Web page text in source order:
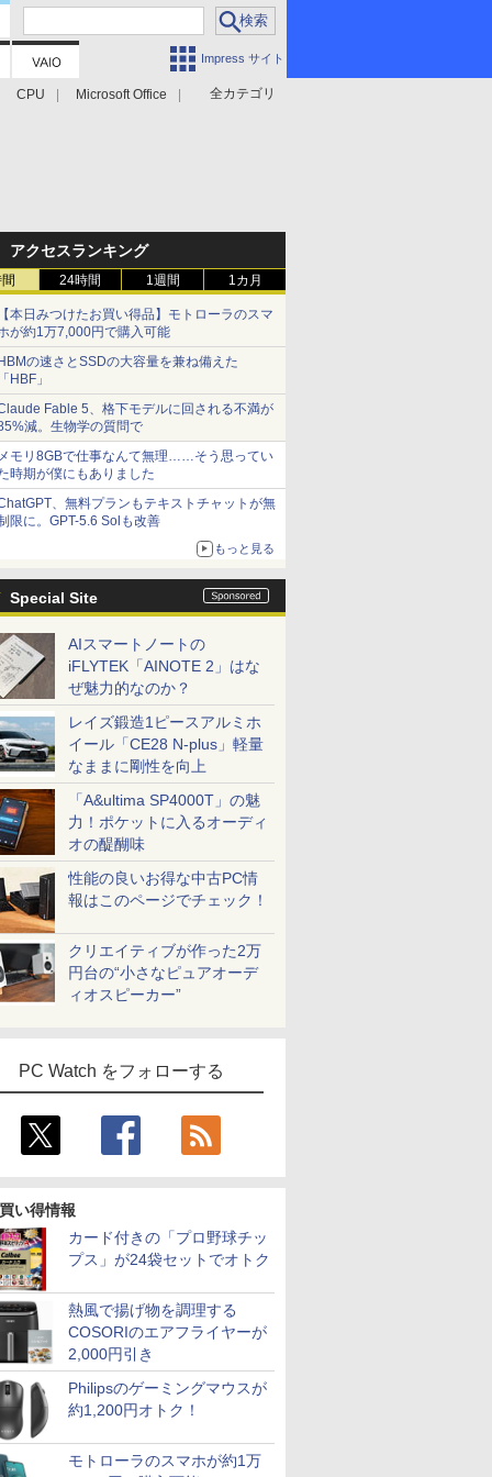
Impress サイト
全カテゴリ
CPU Microsoft Office
アクセスランキング
24時間 1週間 1カ月
本日みつけたお買い得品】モトローラのスマ
が約1万7,000円で購入可能
の速さとSSDの大容量を兼ね備えた
HBF」
Fable 5、格下モデルに回される不満が
減。生物学の質問で
モリ8GBで仕事なんて無理……そう思ってい
時期が僕にもありました
、無料プランもテキストチャットが無
限に。GPT-5.6 Solも改善
もっと見る
Special Site
AIスマートノートの
iFLYTEK「AINOTE 2」はな
ぜ魅力的なのか？
レイズ鍛造1ピースアルミホ
イール「CE28 N-plus」軽量
なままに剛性を向上
「A&ultima SP4000T」の魅
力！ポケットに入るオーディ
オの醍醐味
性能の良いお得な中古PC情
報はこのページでチェック！
クリエイティブが作った2万
円台の“小さなピュアオーデ
ィオスピーカー”
PC Watch をフォローする
い得情報
カード付きの「プロ野球チッ
プス」が24袋セットでオトク
熱風で揚げ物を調理する
COSORIのエアフライヤーが
2,000円引き
Philipsのゲーミングマウスが
約1,200円オトク！
モトローラのスマホが約1万